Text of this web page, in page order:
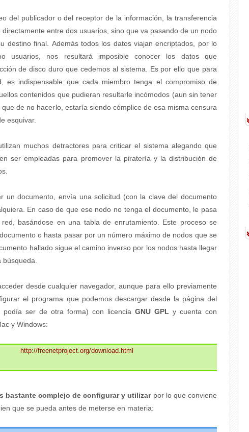
del publicador o del receptor de la información, la transferencia
entre dos usuarios, sino que va pasando de un nodo
destino final. Además todos los datos viajan encriptados, por lo
usuarios, nos resultará imposible conocer los datos que
de disco duro que cedemos al sistema. Es por ello que para
es indispensable que cada miembro tenga el compromiso de
contenidos que pudieran resultarle incómodos (aun sin tener
de no hacerlo, estaría siendo cómplice de esa misma censura
esquivar.
muchos detractores para criticar el sistema alegando que
ser empleadas para promover la piratería y la distribución de
un documento, envía una solicitud (con la clave del documento
En caso de que ese nodo no tenga el documento, le pasa
basándose en una tabla de enrutamiento. Este proceso se
o hasta pasar por un número máximo de nodos que se
hallado sigue el camino inverso por los nodos hasta llegar
desde cualquier navegador, aunque para ello previamente
el programa que podemos descargar desde la página del
podía ser de otra forma) con licencia GNU GPL y cuenta con
y Windows:
http://freenetproject.org/download.html
bastante complejo de configurar y utilizarpor lo que conviene
que se pueda antes de meterse en materia: